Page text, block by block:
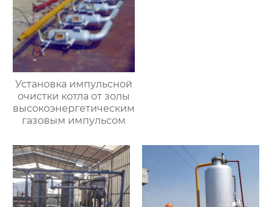
Установка импульсной
очистки котла от золы
высокоэнергетическим
газовым импульсом